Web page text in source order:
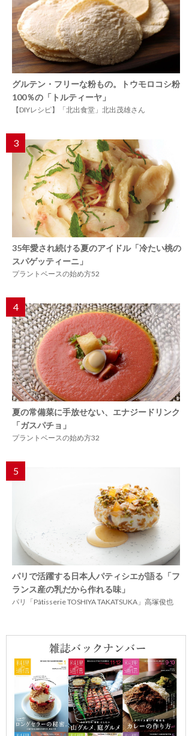
グルテン・フリーな粉もの。トウモロコシ粉
100％の「トルティーヤ」
【DIYレシピ】「北出食堂」北出茂雄さん
3
35年愛され続ける夏のアイドル「冷たい桃の
スパゲッティーニ」
プラントベースの始め方52
4
夏の常備菜に手放せない、エナジードリンク
「ガスパチョ」
プラントベースの始め方32
5
パリで活躍する日本人パティシエが語る「フ
ランス産の乳だから作れる味」
パリ「Pâtisserie TOSHIYA TAKATSUKA」高塚俊也